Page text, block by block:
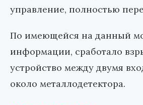
управление, полностью
По имеющейся на данный
информации, сработало
устройство между двумя
около металлодетектора.